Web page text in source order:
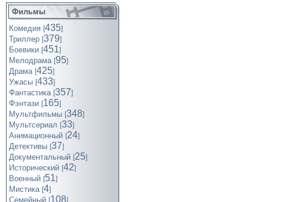
Фильмы
Комедия [435]
Триллер [379]
Боевики [451]
Мелодрама [95]
Драма [425]
Ужасы [433]
Фантастика [357]
Фэнтази [165]
Мультфильмы [348]
Мультсериал [33]
Анимационный [24]
Детективы [37]
Документальный [25]
Исторический [42]
Военный [51]
Мистика [4]
Семейный [108]